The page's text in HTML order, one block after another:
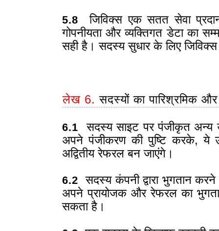
5.8 जिविक्स एक सतत सेवा
गोपनीयता और व्यक्तिगत डेटा का
सही है। सदस्य सुधार के लिए
लेख 6. सदस्यों का पारिश्रमिक
6.1 सदस्य साइट पर पंजीकृत अन्य
अपने पंजीकरण की पुष्टि करके, ये
अद्वितीय रेफरल बन जाएंगे।
6.2 सदस्य कंपनी द्वारा भुगतान
अपने प्रायोजक और रेफरल का
सकता है।